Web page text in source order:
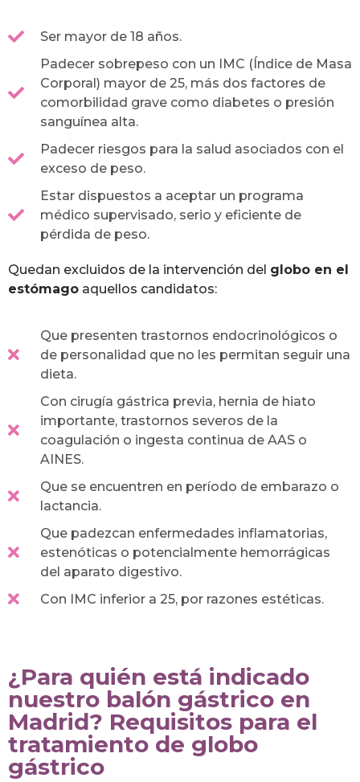
Ser mayor de 18 años.
Padecer sobrepeso con un IMC (Índice de Masa
Corporal) mayor de 25, más dos factores de
comorbilidad grave como diabetes o presión
sanguínea alta.
Padecer riesgos para la salud asociados con el
exceso de peso.
Estar dispuestos a aceptar un programa
médico supervisado, serio y eficiente de
pérdida de peso.
Quedan excluidos de la intervención del globo en el
estómago aquellos candidatos:
Que presenten trastornos endocrinológicos o
de personalidad que no les permitan seguir una
dieta.
Con cirugía gástrica previa, hernia de hiato
importante, trastornos severos de la
coagulación o ingesta continua de AAS o
AINES.
Que se encuentren en período de embarazo o
lactancia.
Que padezcan enfermedades inflamatorias,
estenóticas o potencialmente hemorrágicas
del aparato digestivo.
Con IMC inferior a 25, por razones estéticas.
¿Para quién está indicado
nuestro balón gástrico en
Madrid? Requisitos para el
tratamiento de globo
gástrico